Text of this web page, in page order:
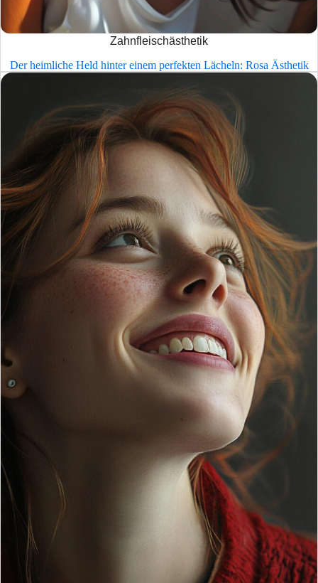
Zahnfleischästhetik
Der heimliche Held hinter einem perfekten Lächeln: Rosa Ästhetik